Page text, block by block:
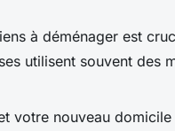
à déménager est
utilisent souvent des
votre nouveau